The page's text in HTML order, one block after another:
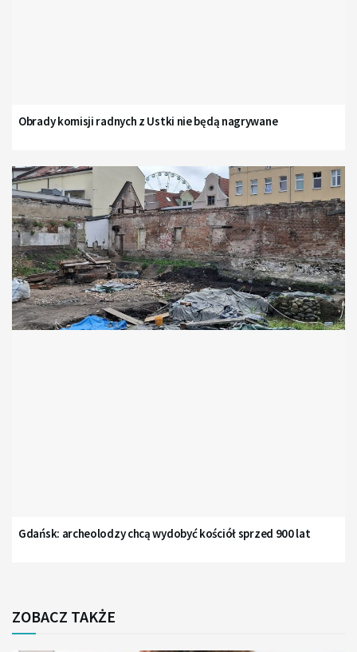
Obrady komisji radnych z Ustki nie będą nagrywane
Gdańsk: archeolodzy chcą wydobyć kościół sprzed 900 lat
ZOBACZ TAKŻE